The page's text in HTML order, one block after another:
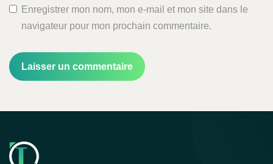
Enregistrer mon nom, mon e-mail et mon site dans le
navigateur pour mon prochain commentaire.